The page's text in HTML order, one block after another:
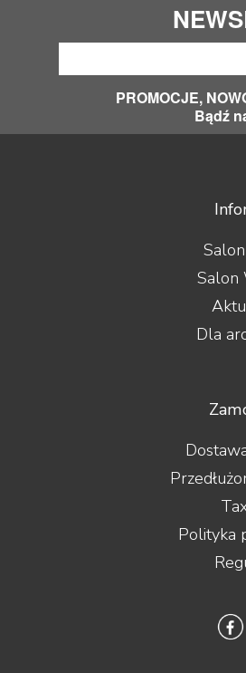
PROMOCJE,
Bądź
Salon
Dla
Polityka